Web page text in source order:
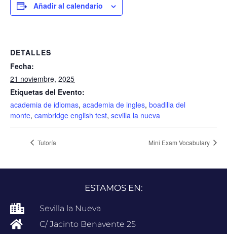
Añadir al calendario
DETALLES
Fecha:
21 noviembre, 2025
Etiquetas del Evento:
academia de idiomas, academia de ingles, boadilla del
monte, cambridge english test, sevilla la nueva
Tutoría Mini Exam Vocabulary
ESTAMOS EN:
Sevilla la Nueva
C/ Jacinto Benavente 25